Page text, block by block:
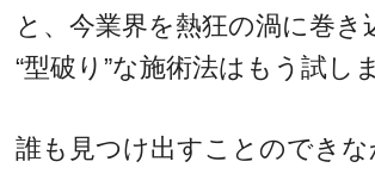
と、今業界を熱狂の渦に巻き
“型破り”な施術法はもう試し
誰も見つけ出すことのできな